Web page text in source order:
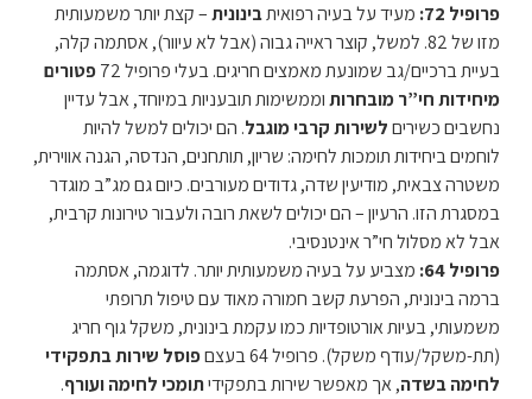
פרופיל 72:
מעיד על בעיה רפואיתבינונית– קצת יותר משמעותית
מזו של 82. למשל, קוצר ראייה גבוה (אבל לא עיוור), אסתמה קלה,
בעיית ברכיים/גב שמונעת מאמצים חריגים. בעלי פרופיל 72
פטורים
מיחידות חי”ר מובחרותוממשימות תובעניות במיוחד, אבל עדיין
נחשבים כשיריםלשירות קרבי מוגבל. הם יכולים למשל להיות
לוחמים ביחידות תומכות לחימה: שריון, תותחנים, הנדסה, הגנה אווירית,
משטרה צבאית, מודיעין שדה, גדודים מעורבים. כיום גם מג”ב מוגדר
במסגרת הזו. הרעיון – הם יכולים לשאת רובה ולעבור טירונות קרבית,
אבל לא מסלול חי”ר אינטנסיבי.
פרופיל 64:
מצביע על בעיה משמעותית יותר. לדוגמה, אסתמה
ברמה בינונית, הפרעת קשב חמורה מאוד עם טיפול תרופתי
משמעותי, בעיות אורטופדיות כמו עקמת בינונית, משקל גוף חריג
(תת-משקל/עודף משקל). פרופיל 64 בעצם
פוסל שירות בתפקידי
לחימה בשדה, אך מאפשר שירות בתפקידיתומכי לחימה ועורף.